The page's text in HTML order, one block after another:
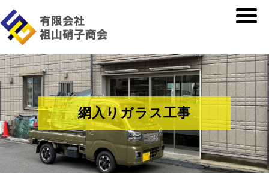
網入りガラス工事